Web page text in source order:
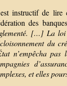
instructif de lire
des
[…] La loi
du
n’empêcha
et elles